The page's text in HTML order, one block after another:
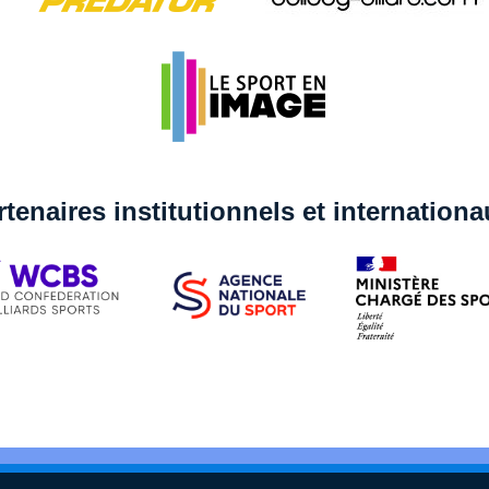
institutionnels et